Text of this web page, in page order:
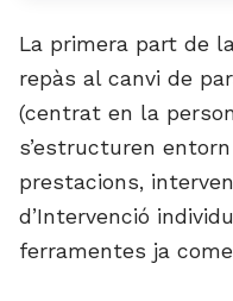
La primera part de
repàs al canvi de
(centrat en la
s’estructuren
prestacions,
d’Intervenció
ferramentes ja